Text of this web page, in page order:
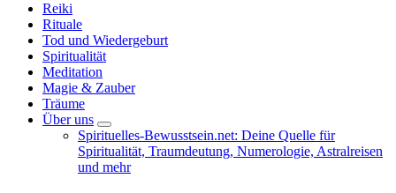
Reiki
Rituale
Tod und Wiedergeburt
Spiritualität
Meditation
Magie & Zauber
Träume
Über uns
Spirituelles-Bewusstsein.net: Deine Quelle für
Spiritualität, Traumdeutung, Numerologie, Astralreisen
und mehr